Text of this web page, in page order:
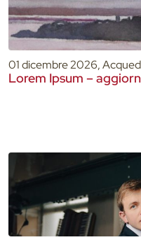
01 dicembre 2026,
Lorem Ipsum –